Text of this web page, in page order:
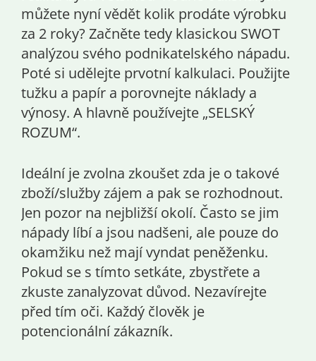
můžete nyní vědět kolik prodáte výrobku
za 2 roky? Začněte tedy klasickou SWOT
analýzou svého podnikatelského nápadu.
Poté si udělejte prvotní kalkulaci. Použijte
tužku a papír a porovnejte náklady a
výnosy. A hlavně používejte „SELSKÝ
ROZUM“.
Ideální je zvolna zkoušet zda je o takové
zboží/služby zájem a pak se rozhodnout.
Jen pozor na nejbližší okolí. Často se jim
nápady líbí a jsou nadšeni, ale pouze do
okamžiku než mají vyndat peněženku.
Pokud se s tímto setkáte, zbystřete a
zkuste zanalyzovat důvod. Nezavírejte
před tím oči. Každý člověk je
potencionální zákazník.